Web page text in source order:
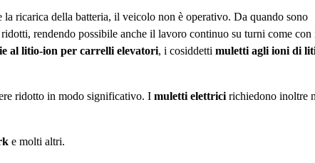
ricarica della batteria, il veicolo non è operativo. Da quando sono
rendendo possibile anche il lavoro continuo su turni come
al litio-ion per carrelli elevatori, i cosiddetti muletti agli ioni di
ridotto in modo significativo. I muletti elettricirichiedono inoltre
e molti altri.